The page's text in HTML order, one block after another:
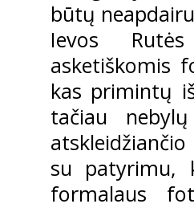
būtų
Ievos
asketiškomis
kas primintų
tačiau
su patyrimu,
formalaus